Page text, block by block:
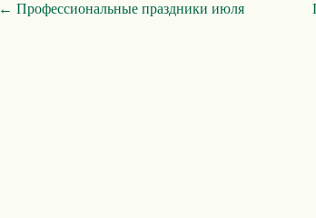
← Профессиональные праздники июля